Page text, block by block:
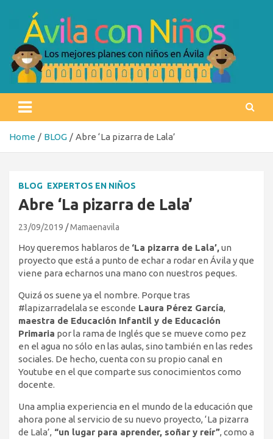
content
Ávila con niños
Home BLOG Abre ‘La pizarra de Lala’
BLOG EXPERTOS EN NIÑOS
Abre ‘La pizarra de Lala’
23/09/2019 Mamaenavila
Hoy queremos hablaros de ‘La pizarra de Lala’,un
proyecto que está a punto de echar a rodar en Ávila y que
viene para echarnos una mano con nuestros peques.
Quizá os suene ya el nombre. Porque tras
#lapizarradelala se esconde Laura Pérez García,
maestra de Educación Infantil y de Educación
Primaria por la rama de Inglés que se mueve como pez
en el agua no sólo en las aulas, sino también en las redes
sociales. De hecho, cuenta con su propio canal en
Youtube en el que comparte sus conocimientos como
docente.
Una amplia experiencia en el mundo de la educación que
ahora pone al servicio de su nuevo proyecto, ‘La pizarra
de Lala’, “un lugar para aprender, soñar y reír”, como a